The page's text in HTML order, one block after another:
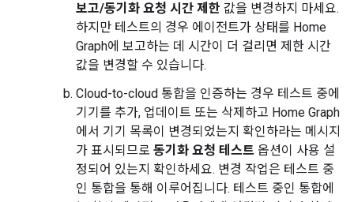
보고/동기화 요청 시간 제한 값을 변경하지 마세요.
하지만 테스트의 경우 에이전트가 상태를 Home
Graph에 보고하는 데 시간이 더 걸리면 제한 시간
값을 변경할 수 있습니다.
Cloud-to-cloud 통합을 인증하는 경우 테스트 중에
기기를 추가, 업데이트 또는 삭제하고 Home Graph
에서 기기 목록이 변경되었는지 확인하라는 메시지
가 표시되므로 동기화 요청 테스트 옵션이 사용 설
정되어 있는지 확인하세요. 변경 작업은 테스트 중
인 통합을 통해 이루어집니다. 테스트 중인 통합에